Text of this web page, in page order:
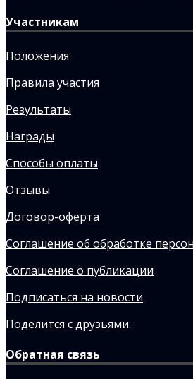
Участникам
Положения
Правила участия
Результаты
Награды
Способы оплаты
Отзывы
Договор-оферта
Соглашение об обработке
Соглашение о публикации
Подписаться на новости
Поделится с друзьями:
Обратная связь